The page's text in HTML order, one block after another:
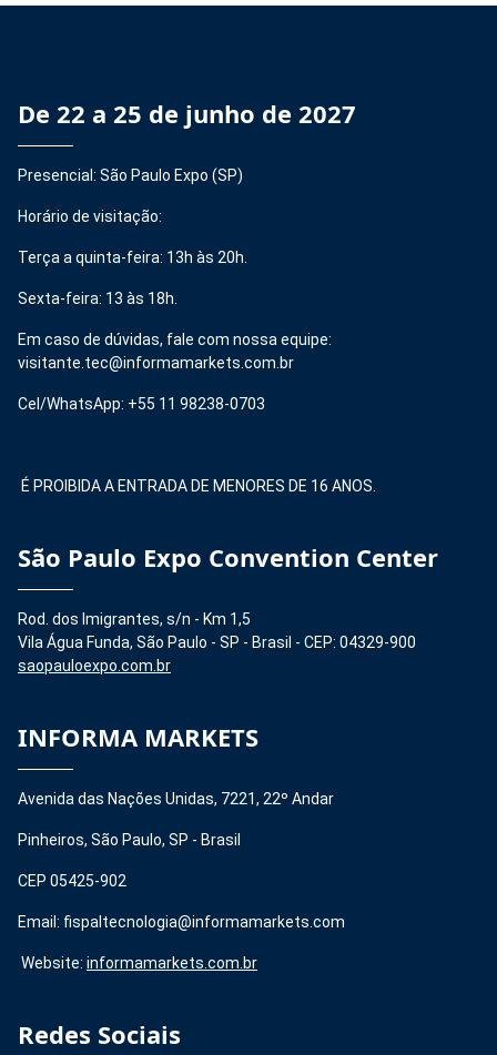
De 22 a 25 de junho de 2027
Presencial: São Paulo Expo (SP)
Horário de visitação:
Terça a quinta-feira: 13h às 20h.
Sexta-feira: 13 às 18h.
Em caso de dúvidas, fale com nossa equipe:
visitante.tec@informamarkets.com.br
Cel/WhatsApp: +55 11 98238-0703
É PROIBIDA A ENTRADA DE MENORES DE 16 ANOS.
São Paulo Expo Convention Center
Rod. dos Imigrantes, s/n - Km 1,5
Vila Água Funda, São Paulo - SP - Brasil - CEP: 04329-900
saopauloexpo.com.br
INFORMA MARKETS
Avenida das Nações Unidas, 7221, 22º Andar
Pinheiros, São Paulo, SP - Brasil
CEP 05425-902
Email: fispaltecnologia@informamarkets.com
Website: informamarkets.com.br
Redes Sociais